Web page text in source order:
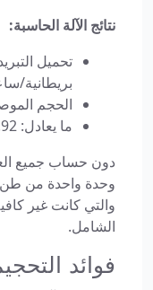
نتائج الآلة الحاسبة:
بريطانية/
الحجم الموصى
ما يعادل: 4.92 كيلوواط
دون حساب جميع
وحدة واحدة من طن
والتي كانت غير
الشامل.
فوائد